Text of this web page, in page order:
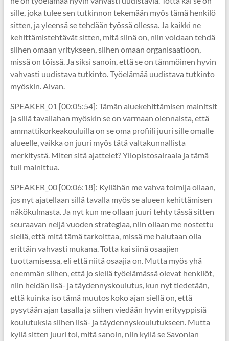
sille, joka tulee sen tutkinnon tekemään myös tämä henkilö
sitten, ja yleensä se tehdään työssä ollessa. Ja kaikki ne
kehittämistehtävät sitten, mitä siinä on, niin voidaan tehdä
siihen omaan yritykseen, siihen omaan organisaatioon,
missä on töissä. Ja siksi sanoin, että se on tämmöinen hyvin
vahvasti uudistava tutkinto. Työelämää uudistava tutkinto
myöskin. Aivan.
SPEAKER_01 [00:05:54]: Tämän aluekehittämisen mainitsit
ja sillä tavallahan myöskin se on varmaan olennaista, että
ammattikorkeakouluilla on se oma profiili juuri sille omalle
alueelle, vaikka on juuri myös tätä valtakunnallista
merkitystä. Miten sitä ajattelet? Yliopistosairaala ja tämä
tuli mainittua.
SPEAKER_00 [00:06:18]: Kyllähän me vahva toimija ollaan,
jos nyt ajatellaan sillä tavalla myös se alueen kehittämisen
näkökulmasta. Ja nyt kun me ollaan juuri tehty tässä sitten
seuraavan neljä vuoden strategiaa, niin ollaan me nostettu
siellä, että mitä tämä tarkoittaa, missä me halutaan olla
erittäin vahvasti mukana. Totta kai siinä osaajien
tuottamisessa, eli että niitä osaajia on. Mutta myös yhä
enemmän siihen, että jo siellä työelämässä olevat henkilöt,
niin heidän lisä- ja täydennyskoulutus, kun nyt tiedetään,
että kuinka iso tämä muutos koko ajan siellä on, että
pysytään ajan tasalla ja siihen viedään hyvin erityyppisiä
koulutuksia siihen lisä- ja täydennyskoulutukseen. Mutta
kyllä sitten juuri toi, mitä sanoin, niin kyllä se Savonian